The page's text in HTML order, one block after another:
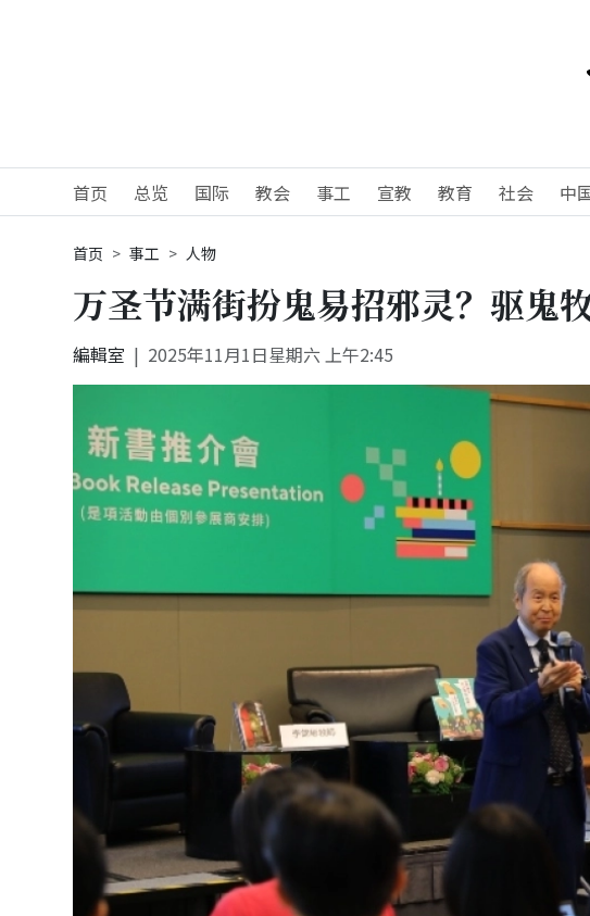
首页 总览 国际 教会 事工 宣教 教育 社会 中
首页 事工 人物
万圣节满街扮鬼易招邪灵？驱鬼
編輯室 2025年11月1日星期六 上午2:45